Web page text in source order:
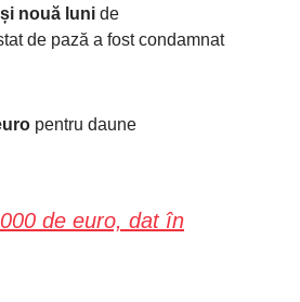
nouă luni de
de pază a fost condamnat
pentru daune
de euro, dat în